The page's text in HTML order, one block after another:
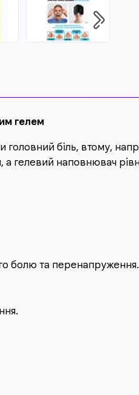
гелем
біль, втому,
гелевий наповнювач
болю та перенапруження.